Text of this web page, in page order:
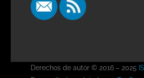
Derechos de autor © 2016 – 2025